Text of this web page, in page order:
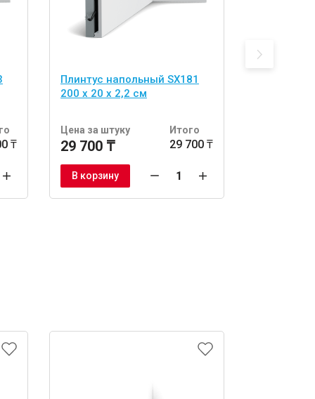
₸
Плинтус напольный SX181
200 x 20 x 2,2 см
Цена за штуку
29 700 ₸
Итого
29 700 ₸
В корзину